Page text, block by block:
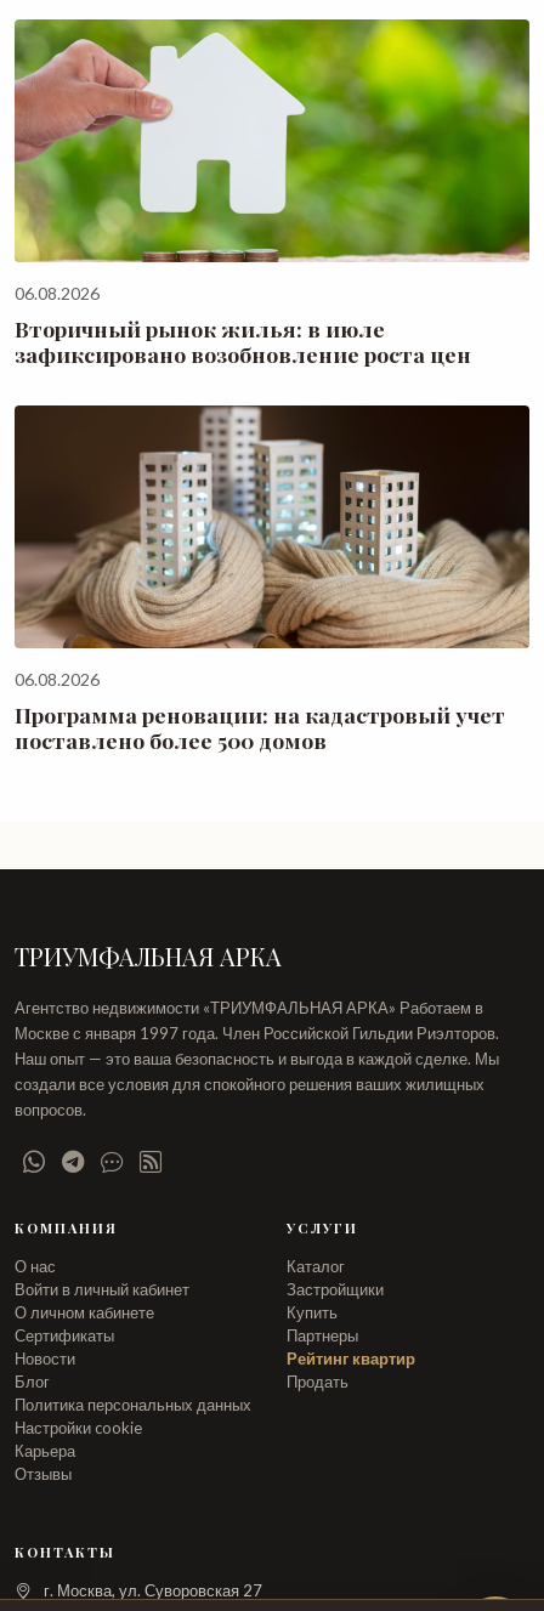
06.08.2026
Вторичный рынок жилья: в июле
зафиксировано возобновление роста цен
06.08.2026
Программа реновации: на кадастровый учет
поставлено более 500 домов
ТРИУМФАЛЬНАЯ АРКА
Агентство недвижимости «ТРИУМФАЛЬНАЯ АРКА» Работаем в
Москве с января 1997 года. Член Российской Гильдии Риэлторов.
Наш опыт — это ваша безопасность и выгода в каждой сделке. Мы
создали все условия для спокойного решения ваших жилищных
вопросов.
КОМПАНИЯ
О нас
Войти в личный кабинет
О личном кабинете
Сертификаты
Новости
Блог
Политика персональных данных
Настройки cookie
Карьера
Отзывы
УСЛУГИ
Каталог
Застройщики
Купить
Партнеры
Рейтинг квартир
Продать
КОНТАКТЫ
г. Москва, ул. Суворовская 27